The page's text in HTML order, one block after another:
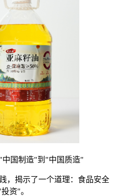
中国制造"到"中国质造"
，揭示了一个道理：食品安全
资"。